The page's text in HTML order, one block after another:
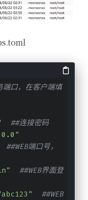
端口，在客户端填
##连接密码
##WEB端口号，
##WEB界面登
##WEB